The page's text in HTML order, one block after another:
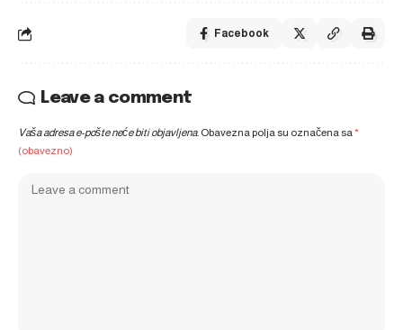
Facebook
Leave a comment
Vaša adresa e-pošte neće biti objavljena. Obavezna polja su označena sa*
(obavezno)